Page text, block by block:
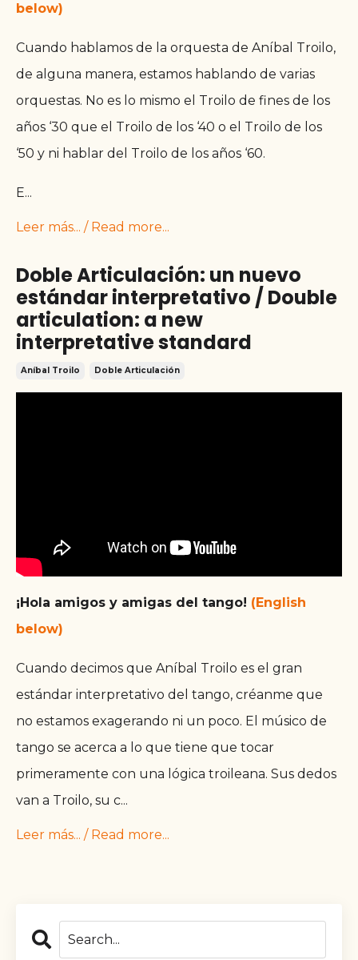
below)
Cuando hablamos de la orquesta de Aníbal Troilo,
de alguna manera, estamos hablando de varias
orquestas. No es lo mismo el Troilo de fines de los
años ‘30 que el Troilo de los ‘40 o el Troilo de los
‘50 y ni hablar del Troilo de los años ‘60.
E...
Leer más... / Read more...
Doble Articulación: un nuevo
estándar interpretativo / Double
articulation: a new
interpretative standard
Aníbal Troilo Doble Articulación
¡Hola amigos y amigas del tango! (English
below)
Cuando decimos que Aníbal Troilo es el gran
estándar interpretativo del tango, créanme que
no estamos exagerando ni un poco. El músico de
tango se acerca a lo que tiene que tocar
primeramente con una lógica troileana. Sus dedos
van a Troilo, su c...
Leer más... / Read more...